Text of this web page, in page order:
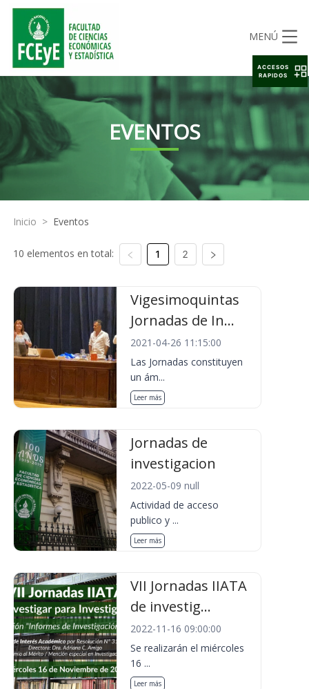
MENÚ
EVENTOS
Inicio > Eventos
10 elementos en total: 1 2
Vigesimoquintas
Jornadas de In...
2021-04-26 11:15:00
Las Jornadas constituyen
un ám...
Leer más
Jornadas de
investigacion
2022-05-09 null
Actividad de acceso
publico y ...
Leer más
VII Jornadas IIATA
de investig...
2022-11-16 09:00:00
Se realizarán el miércoles
16 ...
Leer más
ACCESOS
RAPIDOS